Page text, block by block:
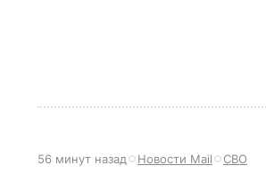
56 минут назад Новости Mail СВО